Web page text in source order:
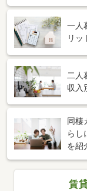
一人
リッ
二人
収入
同棲
らし
を紹
賃